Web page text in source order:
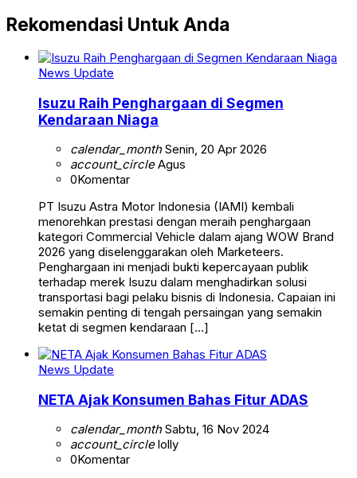
Rekomendasi Untuk Anda
News Update
Isuzu Raih Penghargaan di Segmen
Kendaraan Niaga
calendar_monthSenin, 20 Apr 2026
account_circleAgus
0Komentar
PT Isuzu Astra Motor Indonesia (IAMI) kembali
menorehkan prestasi dengan meraih penghargaan
kategori Commercial Vehicle dalam ajang WOW Brand
2026 yang diselenggarakan oleh Marketeers.
Penghargaan ini menjadi bukti kepercayaan publik
terhadap merek Isuzu dalam menghadirkan solusi
transportasi bagi pelaku bisnis di Indonesia. Capaian ini
semakin penting di tengah persaingan yang semakin
ketat di segmen kendaraan […]
News Update
NETA Ajak Konsumen Bahas Fitur ADAS
calendar_monthSabtu, 16 Nov 2024
account_circlelolly
0Komentar